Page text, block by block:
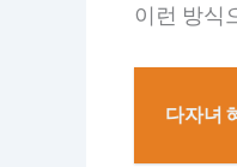
이런 방식
다자녀